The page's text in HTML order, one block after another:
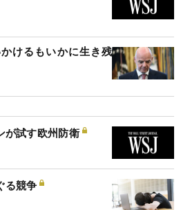
けるもいかに生き残
が試す欧州防衛
る競争